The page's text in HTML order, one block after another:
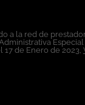
a la red de
17 de Enero de 2023,